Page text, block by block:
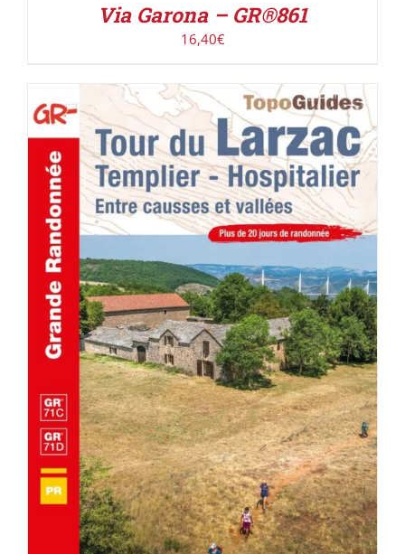
Via Garona – GR®861
16,40€
AJOUTER AU PANIER / DÉTAILS